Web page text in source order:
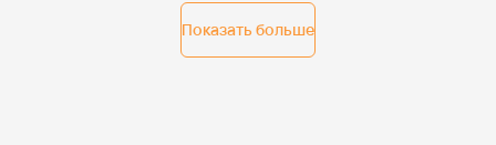
Показать больше